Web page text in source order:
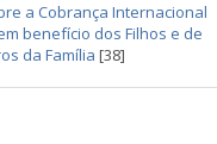
a Cobrança Internacional
benefício dos Filhos e de
da Família [38]